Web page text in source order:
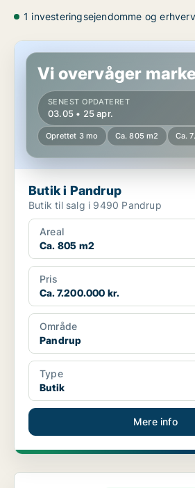
1 investeringsejendomme og
Butik i Pandrup
Vi overvåger
SENEST OPDATERET
03.05 • 25 apr.
Oprettet 3 mo Ca. 805 m2 Ca.
Butik i Pandrup
Butik til salg i 9490 Pandrup
Areal
Ca. 805 m2
Pris
Ca. 7.200.000 kr.
Område
Pandrup
Type
Butik
Mere info